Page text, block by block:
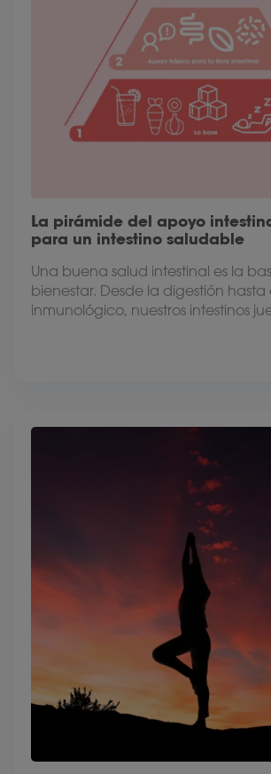
La pirámide del apoyo
para un intestino saludable
Una buena salud intestinal es la
bienestar. Desde la digestión hasta
inmunológico, nuestros intestinos